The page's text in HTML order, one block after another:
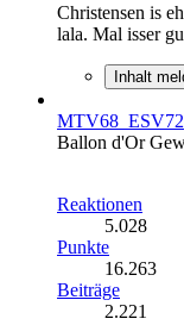
Christensen is
lala. Mal isser
Inhalt
MTV68_ESV72
Ballon d'Or
Reaktionen
5.028
Punkte
16.263
Beiträge
2.221